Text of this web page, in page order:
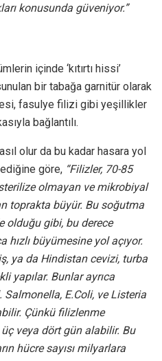
konusunda güveniyor.”
içinde ‘kıtırtı hissi’
bir tabağa garnitür olarak
fasulye filizi gibi yeşillikler
bağlantılı.
olur da bu kadar hasara yol
göre, “Filizler, 70-85
olmayan ve mikrobiyal
toprakta büyür. Bu soğutma
olduğu gibi, bu derece
büyümesine yol açıyor.
ya da Hindistan cevizi, turba
yapılar. Bunlar ayrıca
E.Coli, ve Listeria
Çünkü filizlenme
veya dört gün alabilir. Bu
hücre sayısı milyarlara